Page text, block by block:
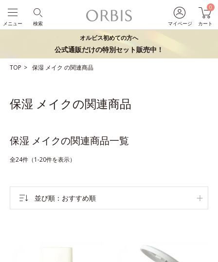
マイページ
0
カート
検索
メニュー
オルビス初めての方へ
公式通販だけの特別セット販売中！
TOP 保湿 メイク の関連商品
保湿 メイクの関連商品
保湿 メイクの関連商品一覧
全24件（1-20件を表示）
並び順 おすすめ順